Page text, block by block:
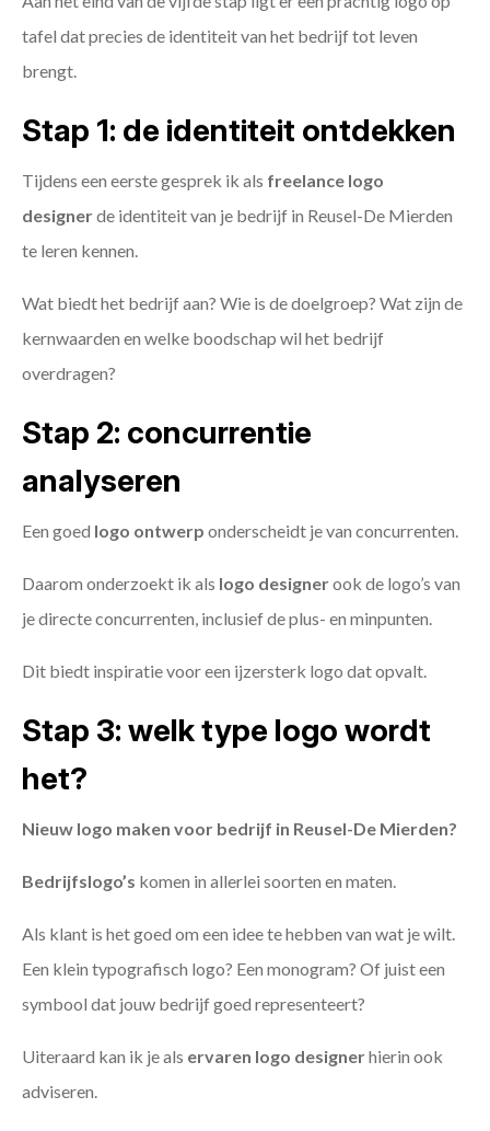
tafel dat precies de identiteit van het bedrijf tot leven
brengt.
Stap 1: de identiteit ontdekken
Tijdens een eerste gesprek ik als freelance logo
designerde identiteit van je bedrijf in Reusel-De Mierden
te leren kennen.
Wat biedt het bedrijf aan? Wie is de doelgroep? Wat zijn de
kernwaarden en welke boodschap wil het bedrijf
overdragen?
Stap 2: concurrentie
analyseren
Een goed logo ontwerp onderscheidt je van concurrenten.
Daarom onderzoekt ik als logo designerook de logo’s van
je directe concurrenten, inclusief de plus- en minpunten.
Dit biedt inspiratie voor een ijzersterk logo dat opvalt.
Stap 3: welk type logo wordt
het?
Nieuw logo maken voor bedrijf in Reusel-De Mierden?
Bedrijfslogo’s komen in allerlei soorten en maten.
Als klant is het goed om een idee te hebben van wat je wilt.
Een klein typografisch logo? Een monogram? Of juist een
symbool dat jouw bedrijf goed representeert?
Uiteraard kan ik je als ervaren logo designerhierin ook
adviseren.